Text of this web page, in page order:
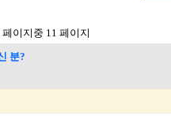
이지중 11 페이지
분?